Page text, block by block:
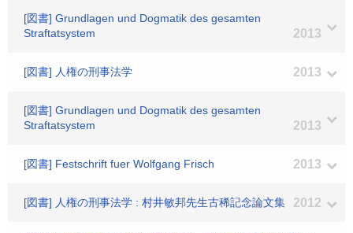
[図書] Grundlagen und Dogmatik des gesamten
Straftatsystem
2013
[図書] 人権の刑事法学 2013
[図書] Grundlagen und Dogmatik des gesamten
Straftatsystem
2013
[図書] Festschrift fuer Wolfgang Frisch 2013
[図書] 人権の刑事法学 : 村井敏邦先生古稀記念論文集 2012